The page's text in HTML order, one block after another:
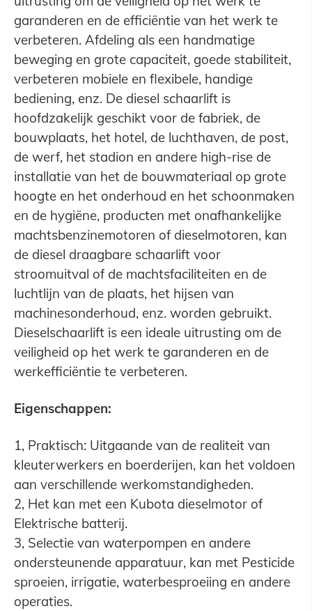
garanderen en de efficiëntie van het werk te
verbeteren. Afdeling als een handmatige
beweging en grote capaciteit, goede stabiliteit,
verbeteren mobiele en flexibele, handige
bediening, enz. De diesel schaarlift is
hoofdzakelijk geschikt voor de fabriek, de
bouwplaats, het hotel, de luchthaven, de post,
de werf, het stadion en andere high-rise de
installatie van het de bouwmateriaal op grote
hoogte en het onderhoud en het schoonmaken
en de hygiëne, producten met onafhankelijke
machtsbenzinemotoren of dieselmotoren, kan
de diesel draagbare schaarlift voor
stroomuitval of de machtsfaciliteiten en de
luchtlijn van de plaats, het hijsen van
machinesonderhoud, enz. worden gebruikt.
Dieselschaarlift is een ideale uitrusting om de
veiligheid op het werk te garanderen en de
werkefficiëntie te verbeteren.
Eigenschappen:
1, Praktisch: Uitgaande van de realiteit van
kleuterwerkers en boerderijen, kan het voldoen
aan verschillende werkomstandigheden.
2, Het kan met een Kubota dieselmotor of
Elektrische batterij.
3, Selectie van waterpompen en andere
ondersteunende apparatuur, kan met Pesticide
sproeien, irrigatie, waterbesproeiing en andere
operaties.